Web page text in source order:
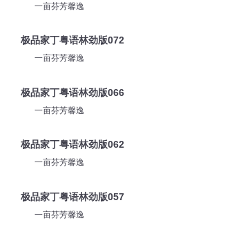
一亩芬芳馨逸
极品家丁粤语林劲版072
一亩芬芳馨逸
极品家丁粤语林劲版066
一亩芬芳馨逸
极品家丁粤语林劲版062
一亩芬芳馨逸
极品家丁粤语林劲版057
一亩芬芳馨逸